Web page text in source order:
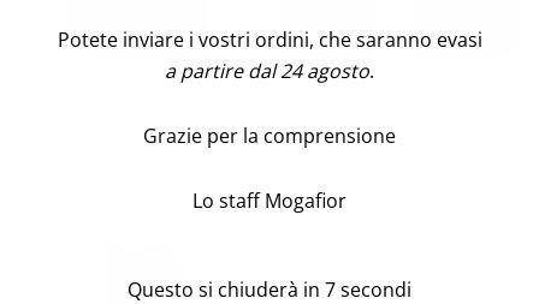
TULLE CM.25 MT.100
ROTOLO DECO ORGANZA
naturale (Cod. 3221-15)
visualizzare i prezzi
Potete inviare i vostri ordini, che saranno evasi
a partire dal 24 agosto.
Grazie per la comprensione
Lo staff Mogafior
Questo si chiuderà in 7secondi